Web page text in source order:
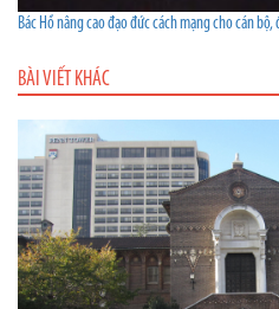
Bác Hồ nâng cao đạo đức cách mạng cho cán
BÀI VIẾT KHÁC